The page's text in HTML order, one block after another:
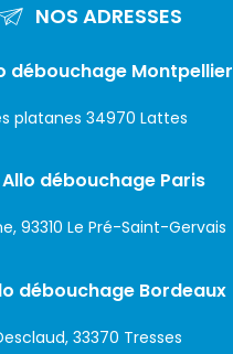
NOS ADRESSES
débouchage Montpellier
platanes 34970 Lattes
Allo débouchage Paris
93310 Le Pré-Saint-Gervais
débouchage Bordeaux
33370 Tresses